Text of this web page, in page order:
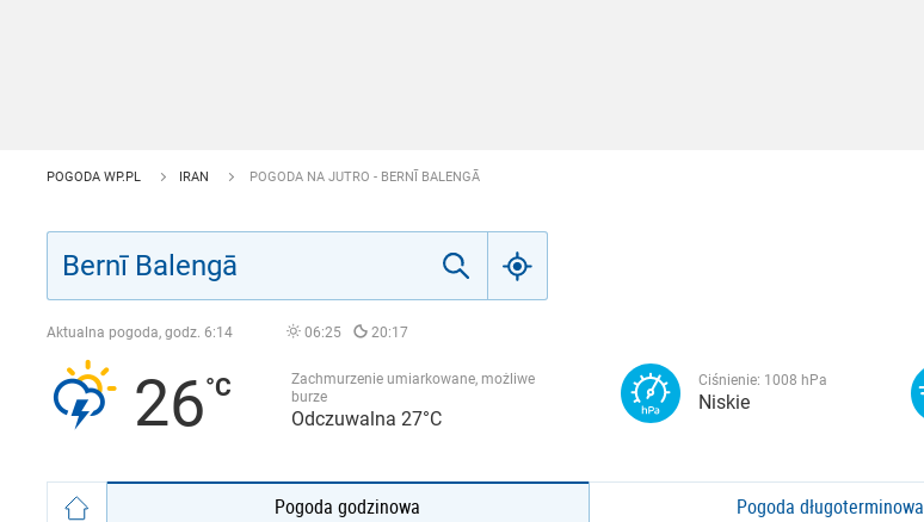
POGODA WP.PL IRAN POGODA NA JUTRO - BERNĪ BALENGĀ
Aktualna pogoda, godz. 6:14 06:25 20:17
26
Zachmurzenie umiarkowane, możliwe
burze
Odczuwalna 27°C
Ciśnienie: 1008 hPa
Niskie
Pogoda godzinowa Pogoda długoterminowa